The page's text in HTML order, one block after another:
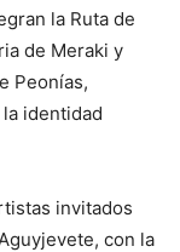
la Ruta de
de Meraki y
Peonías,
identidad
invitados
con la